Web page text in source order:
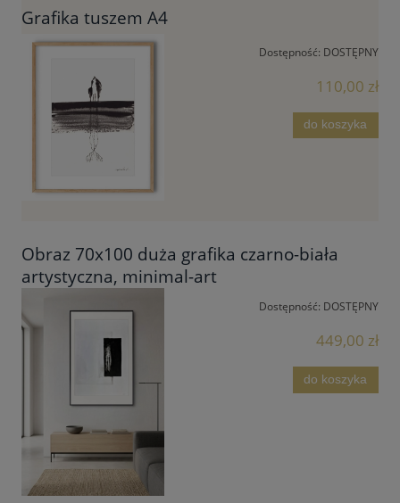
Grafika tuszem A4
Dostępność: DOSTĘPNY
110,00 zł
do koszyka
Obraz 70x100 duża grafika czarno-biała
artystyczna, minimal-art
Dostępność: DOSTĘPNY
449,00 zł
do koszyka